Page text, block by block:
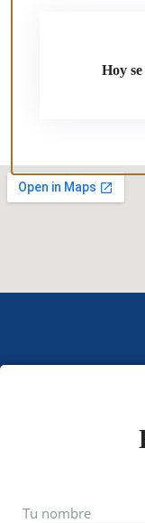
Hoy
Tu nombre